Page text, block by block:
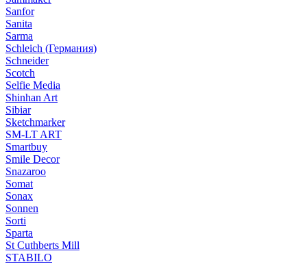
Sanfor
Sanita
Sarma
Schleich (Германия)
Schneider
Scotch
Selfie Media
Shinhan Art
Sibiar
Sketchmarker
SM-LT ART
Smartbuy
Smile Decor
Snazaroo
Somat
Sonax
Sonnen
Sorti
Sparta
St Cuthberts Mill
STABILO